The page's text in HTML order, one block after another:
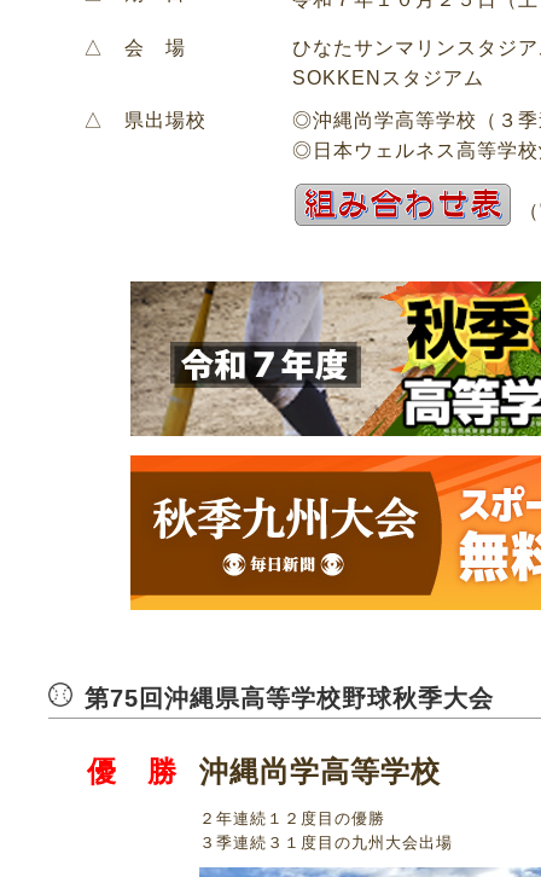
△ 会 場
ひなたサンマリンスタジ
SOKKENスタジアム
△ 県出場校
◎沖縄尚学高等学校（３
◎日本ウェルネス高等学
第75回沖縄県高等学校野球秋季大会
優 勝 沖縄尚学高等学校
２年連続１２度目の優勝
３季連続３１度目の九州大会出場